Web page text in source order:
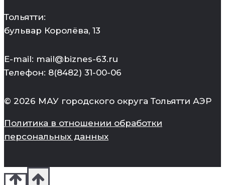
Тольятти:
бульвар Королёва, 13
E-mail: mail@biznes-63.ru
Телефон: 8(8482) 31-00-06
© 2026 МАУ городского округа Тольятти АЭР
Политика в отношении обработки
персональных данных